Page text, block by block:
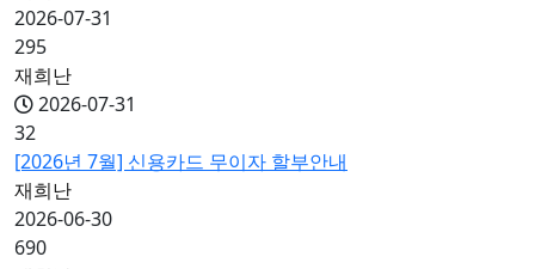
2026-07-31
295
재희난
2026-07-31
32
[2026년 7월] 신용카드 무이자 할부안내
재희난
2026-06-30
690